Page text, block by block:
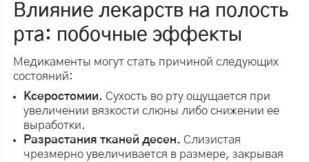
Влияние лекарств на полость
рта: побочные эффекты
Медикаменты могут стать причиной следующих
состояний:
Ксеростомии. Сухость во рту ощущается при
увеличении вязкости слюны либо снижении ее
выработки.
Разрастания тканей десен. Слизистая
чрезмерно увеличивается в размере, закрывая